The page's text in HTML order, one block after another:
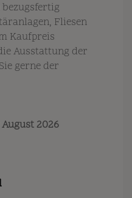
Fliesen
Kaufpreis
Ausstattung der
gerne der
2026